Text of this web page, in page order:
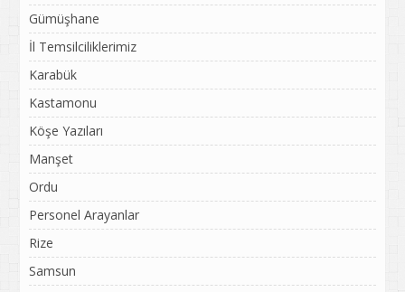
Gümüşhane
İl Temsilciliklerimiz
Karabük
Kastamonu
Köşe Yazıları
Manşet
Ordu
Personel Arayanlar
Rize
Samsun